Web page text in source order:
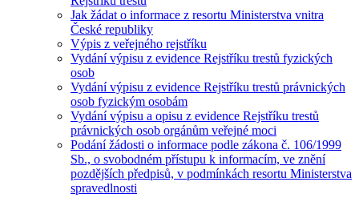
Jak žádat o informace z resortu Ministerstva vnitra
České republiky
Výpis z veřejného rejstříku
Vydání výpisu z evidence Rejstříku trestů fyzických
osob
Vydání výpisu z evidence Rejstříku trestů právnických
osob fyzickým osobám
Vydání výpisu a opisu z evidence Rejstříku trestů
právnických osob orgánům veřejné moci
Podání žádosti o informace podle zákona č. 106/1999
Sb., o svobodném přístupu k informacím, ve znění
pozdějších předpisů, v podmínkách resortu Ministerstva
spravedlnosti